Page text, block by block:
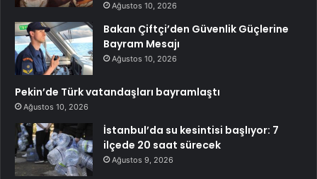
Ağustos 10, 2026
Bakan Çiftçi’den Güvenlik Güçlerine
Bayram Mesajı
Ağustos 10, 2026
Pekin’de Türk vatandaşları bayramlaştı
Ağustos 10, 2026
İstanbul’da su kesintisi başlıyor: 7
ilçede 20 saat sürecek
Ağustos 9, 2026